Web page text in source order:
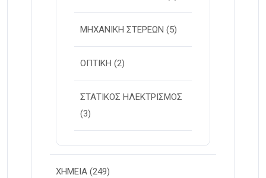
ΜΗΧΑΝΙΚΗ ΣΤΕΡΕΩΝ (5)
ΟΠΤΙΚΗ (2)
ΣΤΑΤΙΚΟΣ ΗΛΕΚΤΡΙΣΜΟΣ
(3)
ΧΗΜΕΙΑ (249)